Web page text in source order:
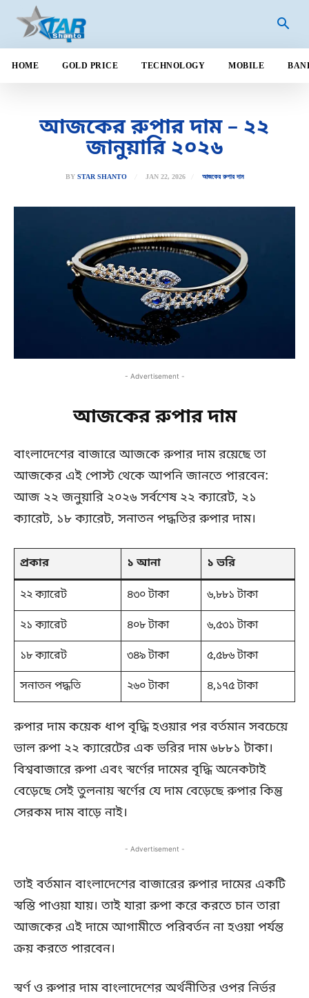
HOME GOLD PRICE TECHNOLOGY MOBILE
আজকের রুপার দাম – ২২
জানুয়ারি ২০২৬
BY STAR SHANTO JAN 22, 2026 আজকের রুপার দাম
- Advertisement -
আজকের রুপার দাম
বাংলাদেশের বাজারে আজকে রুপার দাম রয়েছে তা
আজকের এই পোস্ট থেকে আপনি জানতে পারবেন:
আজ ২২ জনুয়ারি ২০২৬ সর্বশেষ ২২ ক্যারেট, ২১
ক্যারেট, ১৮ ক্যারেট, সনাতন পদ্ধতির রুপার দাম।
প্রকার ১ আনা ১ ভরি
২২ ক্যারেট ৪৩০ টাকা
৬,৮৮১ টাকা
২১ ক্যারেট
৪০৮ টাকা
৬,৫৩১ টাকা
১৮ ক্যারেট
৩৪৯ টাকা
৫,৫৮৬ টাকা
সনাতন পদ্ধতি
২৬০ টাকা ৪,১৭৫ টাকা
রুপার দাম কয়েক ধাপ বৃদ্ধি হওয়ার পর বর্তমান সবচেয়ে
ভাল রুপা ২২ ক্যারেটের এক ভরির দাম ৬৮৮১ টাকা।
বিশ্ববাজারে রুপা এবং স্বর্ণের দামের বৃদ্ধি অনেকটাই
বেড়েছে সেই তুলনায় স্বর্ণের যে দাম বেড়েছে রুপার কিন্তু
সেরকম দাম বাড়ে নাই।
- Advertisement -
তাই বর্তমান বাংলাদেশের বাজারের রুপার দামের একটি
স্বস্তি পাওয়া যায়। তাই যারা রুপা করে করতে চান তারা
আজকের এই দামে আগামীতে পরিবর্তন না হওয়া পর্যন্ত
ক্রয় করতে পারবেন।
স্বর্ণ ও রুপার দাম বাংলাদেশের অর্থনীতির ওপর নির্ভর